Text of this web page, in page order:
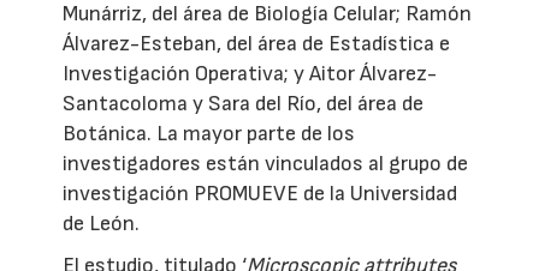
Munárriz, del área de Biología Celular; Ramón
Álvarez-Esteban, del área de Estadística e
Investigación Operativa; y Aitor Álvarez-
Santacoloma y Sara del Río, del área de
Botánica. La mayor parte de los
investigadores están vinculados al grupo de
investigación PROMUEVE de la Universidad
de León.
El estudio, titulado ‘Microscopic attributes